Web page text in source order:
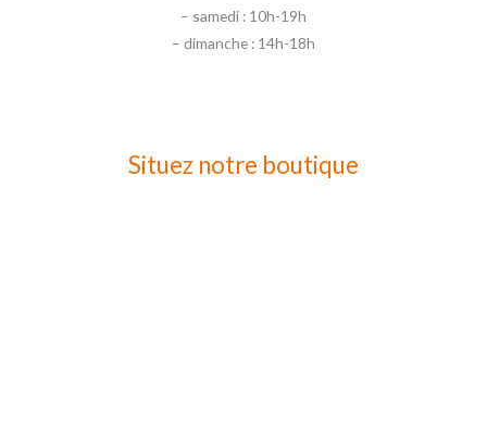
– samedi : 10h-19h
– dimanche : 14h-18h
Situez notre boutique